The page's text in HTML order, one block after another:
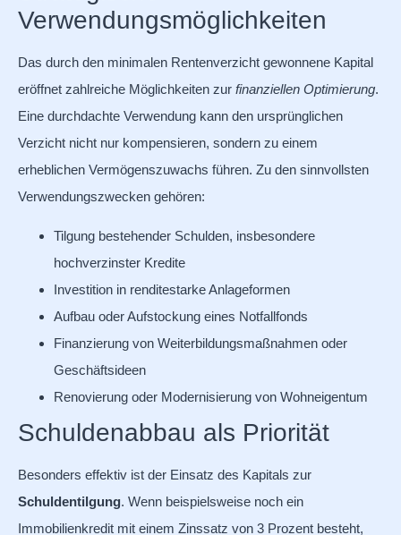
Verwendungsmöglichkeiten
Das durch den minimalen Rentenverzicht gewonnene Kapital
eröffnet zahlreiche Möglichkeiten zur finanziellen Optimierung.
Eine durchdachte Verwendung kann den ursprünglichen
Verzicht nicht nur kompensieren, sondern zu einem
erheblichen Vermögenszuwachs führen. Zu den sinnvollsten
Verwendungszwecken gehören:
Tilgung bestehender Schulden, insbesondere
hochverzinster Kredite
Investition in renditestarke Anlageformen
Aufbau oder Aufstockung eines Notfallfonds
Finanzierung von Weiterbildungsmaßnahmen oder
Geschäftsideen
Renovierung oder Modernisierung von Wohneigentum
Schuldenabbau als Priorität
Besonders effektiv ist der Einsatz des Kapitals zur
Schuldentilgung. Wenn beispielsweise noch ein
Immobilienkredit mit einem Zinssatz von 3 Prozent besteht,